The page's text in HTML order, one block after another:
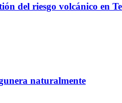
del riesgo volcánico en
naturalmente